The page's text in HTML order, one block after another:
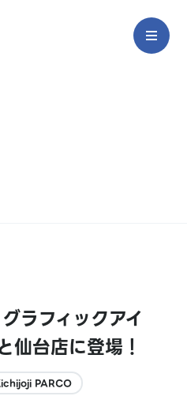
ラフィックアイ
仙台店に登場！
PARCO